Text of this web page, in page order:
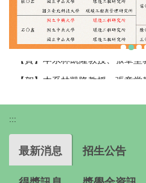
:::
最新消息 招生公告